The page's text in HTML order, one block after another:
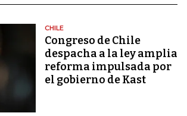
CHILE
Congreso de Chile
despacha a la ley amplia
reforma impulsada por
el gobierno de Kast